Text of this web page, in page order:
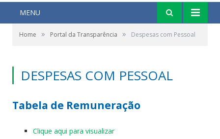
MENU
Home » Portal da Transparência » Despesas com Pessoal
DESPESAS COM PESSOAL
Tabela de Remuneração
Clique aqui para visualizar